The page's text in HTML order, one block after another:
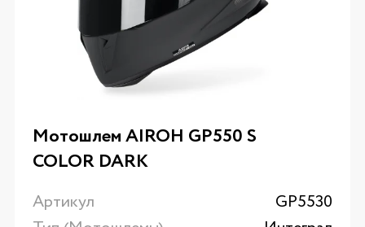
Мотошлем AIROH GP550 S
COLOR DARK
Артикул
GP5530